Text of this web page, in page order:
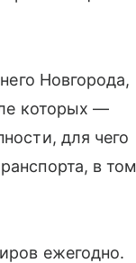
Новгорода,
которых —
для чего
в том
ежегодно.